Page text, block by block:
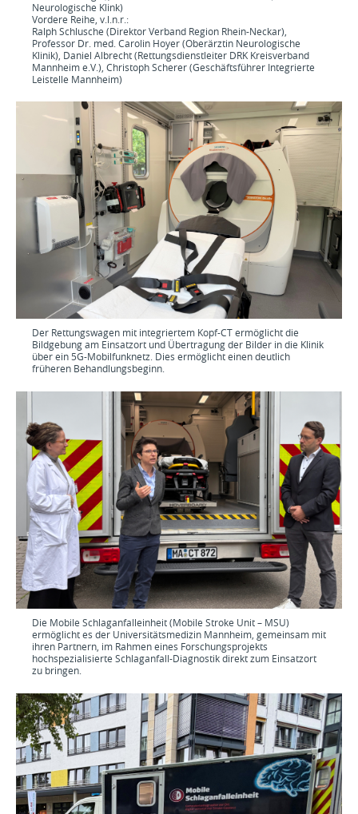
Neurologische Klink)
Vordere Reihe, v.l.n.r.:
Ralph Schlusche (Direktor Verband Region Rhein-Neckar),
Professor Dr. med. Carolin Hoyer (Oberärztin Neurologische
Klinik), Daniel Albrecht (Rettungsdienstleiter DRK Kreisverband
Mannheim e.V.), Christoph Scherer (Geschäftsführer Integrierte
Leistelle Mannheim)
Der Rettungswagen mit integriertem Kopf-CT ermöglicht die
Bildgebung am Einsatzort und Übertragung der Bilder in die Klinik
über ein 5G-Mobilfunknetz. Dies ermöglicht einen deutlich
früheren Behandlungsbeginn.
Die Mobile Schlaganfalleinheit (Mobile Stroke Unit – MSU)
ermöglicht es der Universitätsmedizin Mannheim, gemeinsam mit
ihren Partnern, im Rahmen eines Forschungsprojekts
hochspezialisierte Schlaganfall-Diagnostik direkt zum Einsatzort
zu bringen.